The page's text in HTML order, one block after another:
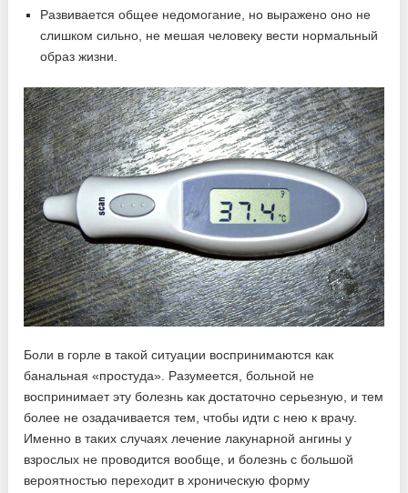
Развивается общее недомогание, но выражено оно не
слишком сильно, не мешая человеку вести нормальный
образ жизни.
Боли в горле в такой ситуации воспринимаются как
банальная «простуда». Разумеется, больной не
воспринимает эту болезнь как достаточно серьезную, и тем
более не озадачивается тем, чтобы идти с нею к врачу.
Именно в таких случаях лечение лакунарной ангины у
взрослых не проводится вообще, и болезнь с большой
вероятностью переходит в хроническую форму